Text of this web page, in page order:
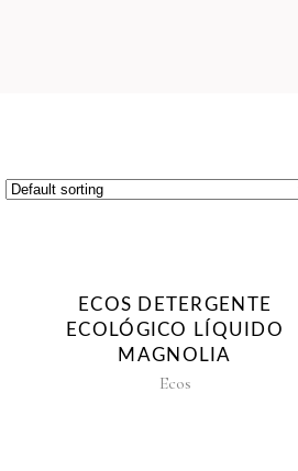
ECOS DETERGENTE
ECOLÓGICO LÍQUIDO
MAGNOLIA
Ecos